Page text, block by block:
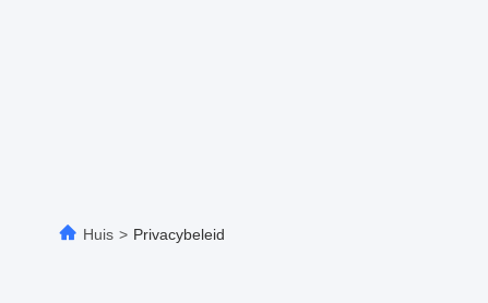
Huis > Privacybeleid